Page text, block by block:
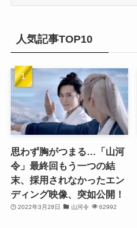
(25)
(23)
ブ
人気記事TOP10
思わず胸がつまる…「山河
令」最終回もう一つの結
末、採用されなかったエン
ディング映像、突如公開！
2022年3月28日 山河令 62992